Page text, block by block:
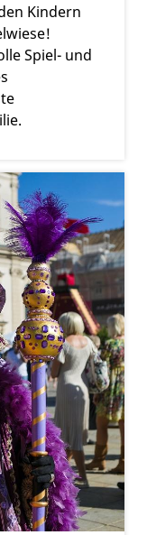
Kindern
Spiel- und